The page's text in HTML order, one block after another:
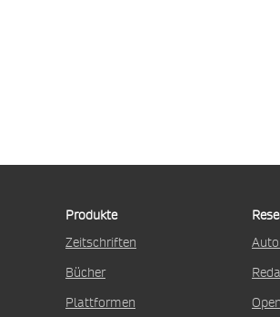
Produkte
Zeitschriften
Bücher
Plattformen